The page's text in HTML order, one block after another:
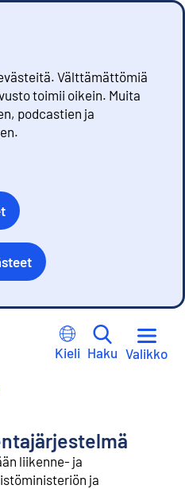
Välttämättömiä
toimii oikein. Muita
podcastien ja
Kieli Haku Valikko
liikenne- ja
ja